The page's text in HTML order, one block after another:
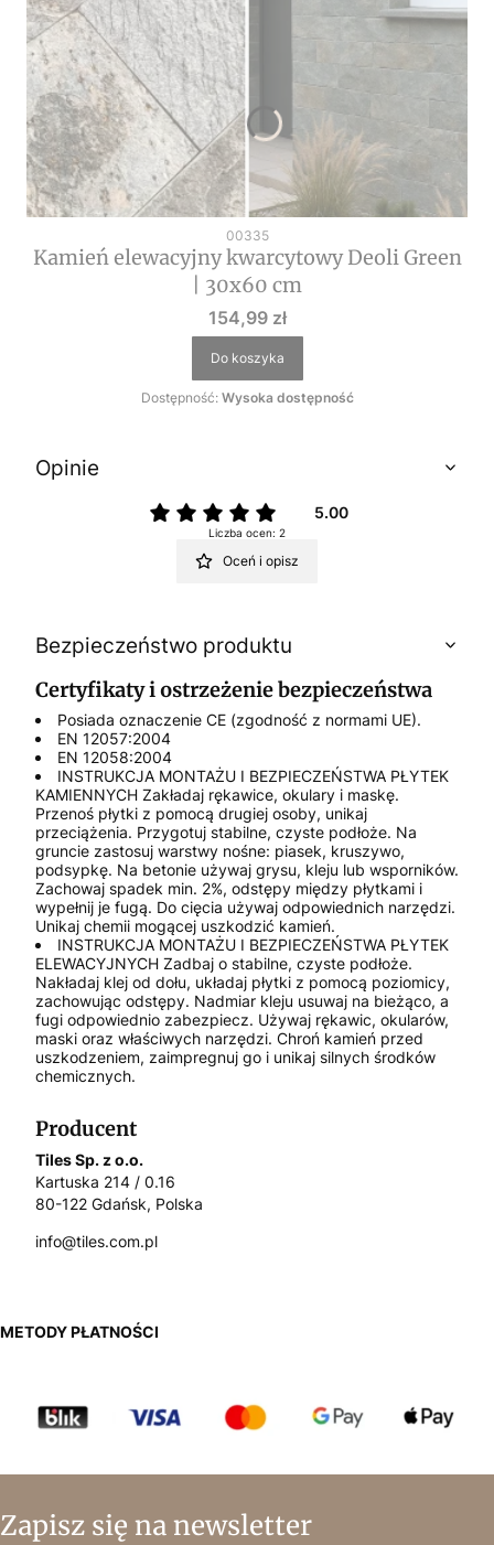
Kod produktu
00335
Kamień elewacyjny kwarcytowy Deoli Green
| 30x60 cm
Cena
154,99 zł
Do koszyka
Dostępność: Wysoka dostępność
Opinie
5.00
Liczba ocen: 2
Oceń i opisz
Bezpieczeństwo produktu
Certyfikaty i ostrzeżenie bezpieczeństwa
Posiada oznaczenie CE (zgodność z normami UE).
EN 12057:2004
EN 12058:2004
INSTRUKCJA MONTAŻU I BEZPIECZEŃSTWA PŁYTEK
KAMIENNYCH Zakładaj rękawice, okulary i maskę.
Przenoś płytki z pomocą drugiej osoby, unikaj
przeciążenia. Przygotuj stabilne, czyste podłoże. Na
gruncie zastosuj warstwy nośne: piasek, kruszywo,
podsypkę. Na betonie używaj grysu, kleju lub wsporników.
Zachowaj spadek min. 2%, odstępy między płytkami i
wypełnij je fugą. Do cięcia używaj odpowiednich narzędzi.
Unikaj chemii mogącej uszkodzić kamień.
INSTRUKCJA MONTAŻU I BEZPIECZEŃSTWA PŁYTEK
ELEWACYJNYCH Zadbaj o stabilne, czyste podłoże.
Nakładaj klej od dołu, układaj płytki z pomocą poziomicy,
zachowując odstępy. Nadmiar kleju usuwaj na bieżąco, a
fugi odpowiednio zabezpiecz. Używaj rękawic, okularów,
maski oraz właściwych narzędzi. Chroń kamień przed
uszkodzeniem, zaimpregnuj go i unikaj silnych środków
chemicznych.
Producent
Tiles Sp. z o.o.
Kartuska 214 / 0.16
80-122 Gdańsk, Polska
info@tiles.com.pl
METODY PŁATNOŚCI
Zapisz się na newsletter